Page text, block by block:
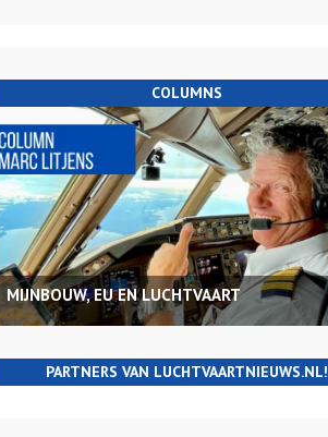
COLUMNS
MIJNBOUW, EU EN LUCHTVAART
PARTNERS VAN LUCHTVAARTNIEUWS.NL!